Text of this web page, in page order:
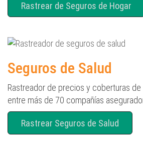
Rastrear de Seguros de Hogar
Seguros de Salud
Rastreador de precios y coberturas
entre más de 70 compañías
Rastrear Seguros de Salud